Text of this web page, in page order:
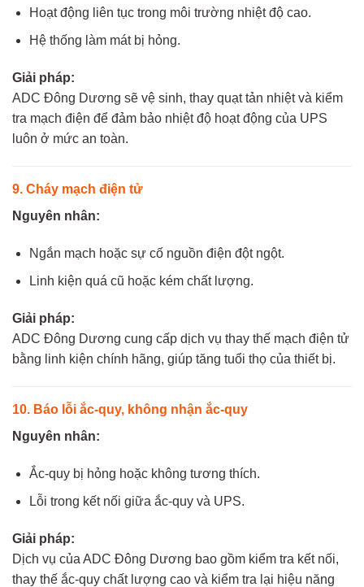
Hoạt động liên tục trong môi trường nhiệt độ cao.
Hệ thống làm mát bị hỏng.
Giải pháp:
ADC Đông Dương sẽ vệ sinh, thay quạt tản nhiệt và kiểm
tra mạch điện để đảm bảo nhiệt độ hoạt động của UPS
luôn ở mức an toàn.
9. Cháy mạch điện tử
Nguyên nhân:
Ngắn mạch hoặc sự cố nguồn điện đột ngột.
Linh kiện quá cũ hoặc kém chất lượng.
Giải pháp:
ADC Đông Dương cung cấp dịch vụ thay thế mạch điện tử
bằng linh kiện chính hãng, giúp tăng tuổi thọ của thiết bị.
10. Báo lỗi ắc-quy, không nhận ắc-quy
Nguyên nhân:
Ắc-quy bị hỏng hoặc không tương thích.
Lỗi trong kết nối giữa ắc-quy và UPS.
Giải pháp:
Dịch vụ của ADC Đông Dương bao gồm kiểm tra kết nối,
thay thế ắc-quy chất lượng cao và kiểm tra lại hiệu năng